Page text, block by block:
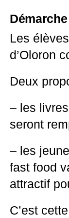
Les
d’Oloron
Deux
– les
seront
– les
fast food
attractif
C’est